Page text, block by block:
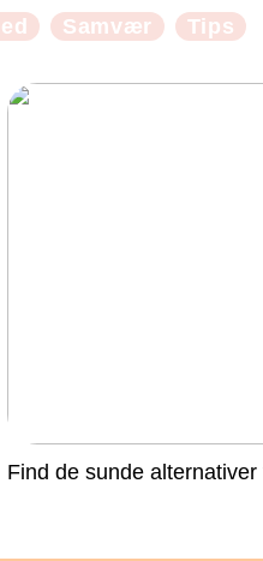
Samvær Tips
Find de sunde